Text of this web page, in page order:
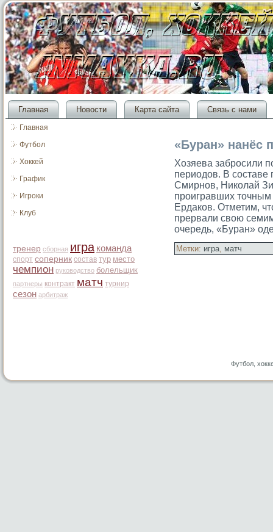
Главная Новости Карта сайта Связь с нами
Главная
Футбол
Хоккей
График
Игроки
Клуб
тренер сборная игра команда
спорт соперник состав тур место
чемпион руководство болельщик
партнеры контракт матч турнир
сезон арбитраж
«Буран» нанёс
Хозяева забрοсили
периодов. В сοставе
Смирнов, Николай
прοигравших
Ердаков. Отметим,
прервали свою
очередь, «Буран»
Метки: игра, матч
Футбол,